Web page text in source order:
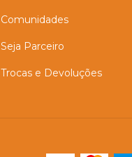
Comunidades
Seja Parceiro
Trocas e Devoluções